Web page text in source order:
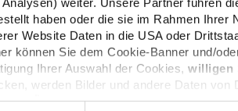
haben oder die sie im Rahmen
Website Daten in die USA oder
können Sie dem Cookie-Banner und/
Ihrer Auswahl der Cookies, willigen
werden Bilder und andere Daten
Über den Datenschutz dieser
nicht kennen, können Sie
JETZT